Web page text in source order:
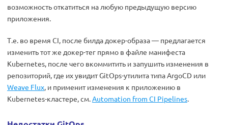
возможность откатиться на любую предыдущую версию
приложения.
Т.е. во время CI, после билда докер-образа — предлагается
изменить тот же докер-тег прямо в файле манифеста
Kubernetes, после чего вкоммитить и запушить изменения в
репозиторий, где их увидит GitOps-утилита типа ArgoCD или
Weave Flux, и применит изменения к приложению в
Kubernetes-кластере, см.Automation from CI Pipelines.